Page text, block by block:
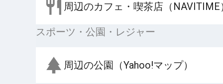
周辺のカフェ・喫茶店（NAVITIME
スポーツ・公園・レジャー
周辺の公園（Yahoo!マップ）